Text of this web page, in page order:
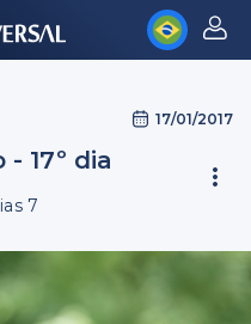
17/01/2017
17º dia
7